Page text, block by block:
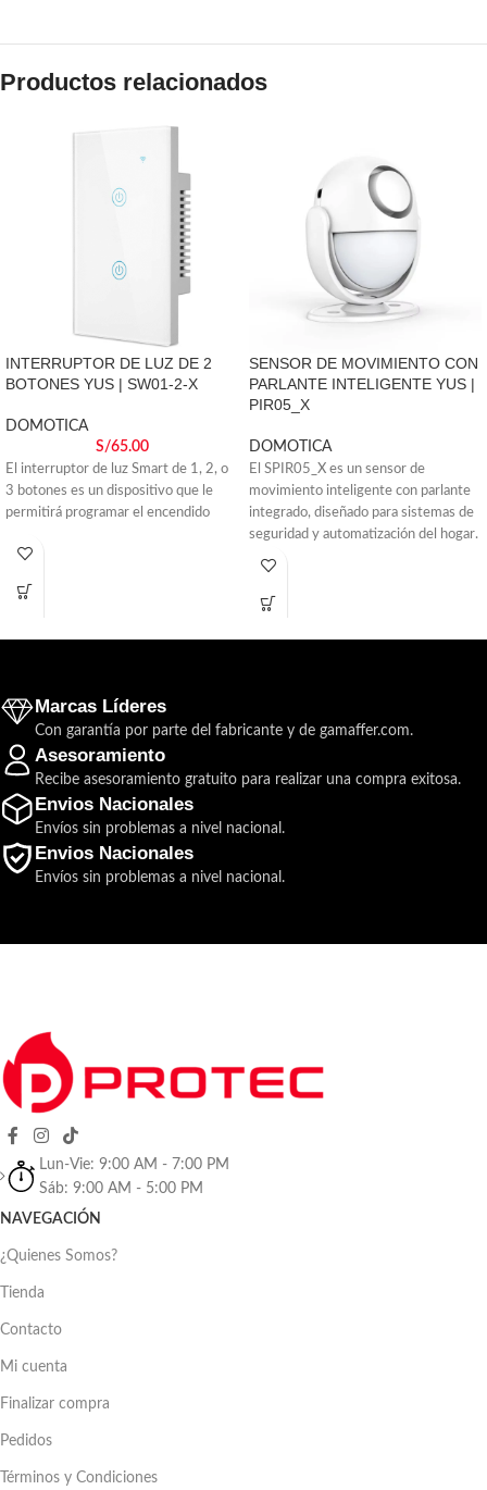
Productos relacionados
INTERRUPTOR DE LUZ DE 2
BOTONES YUS | SW01-2-X
DOMOTICA
S/65.00
El interruptor de luz Smart de 1, 2, o
3 botones es un dispositivo que le
permitirá programar el encendido
SENSOR DE MOVIMIENTO CON
PARLANTE INTELIGENTE YUS |
PIR05_X
DOMOTICA
El SPIR05_X es un sensor de
movimiento inteligente con parlante
integrado, diseñado para sistemas de
seguridad y automatización del hogar.
Marcas Líderes
Con garantía por parte del fabricante y de gamaffer.com.
Asesoramiento
Recibe asesoramiento gratuito para realizar una compra exitosa.
Envios Nacionales
Envíos sin problemas a nivel nacional.
Envios Nacionales
Envíos sin problemas a nivel nacional.
Lun-Vie: 9:00 AM - 7:00 PM
Sáb: 9:00 AM - 5:00 PM
NAVEGACIÓN
¿Quienes Somos?
Tienda
Contacto
Mi cuenta
Finalizar compra
Pedidos
Términos y Condiciones